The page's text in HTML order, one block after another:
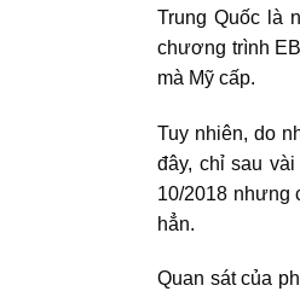
Trung Quốc là
chương trình
mà Mỹ cấp.
Tuy nhiên, do
đây, chỉ sau
10/2018 nhưng
hẳn.
Quan sát của